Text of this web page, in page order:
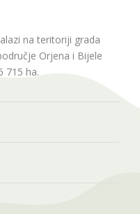
na teritoriji grada
Orjena i Bijele
715 ha.